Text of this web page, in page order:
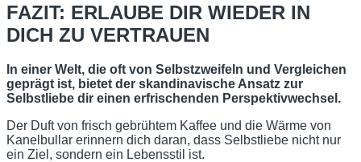
FAZIT: ERLAUBE DIR WIEDER IN
DICH ZU VERTRAUEN
In einer Welt, die oft von Selbstzweifeln und Vergleichen
geprägt ist, bietet der skandinavische Ansatz zur
Selbstliebe dir einen erfrischenden Perspektivwechsel.
Der Duft von frisch gebrühtem Kaffee und die Wärme von
Kanelbullar erinnern dich daran, dass Selbstliebe nicht nur
ein Ziel, sondern ein Lebensstil ist.